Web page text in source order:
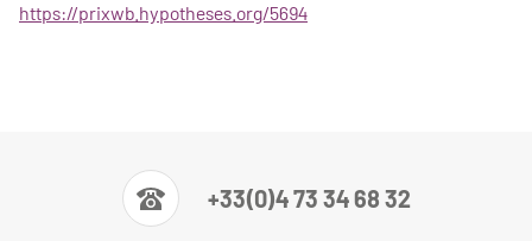
https://prixwb.hypotheses.org/5694
+33(0)4 73 34 68 32